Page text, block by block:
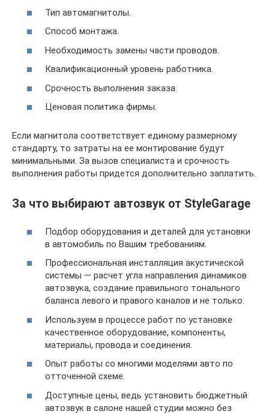
Тип автомагнитолы.
Способ монтажа.
Необходимость замены части проводов.
Квалификационный уровень работника.
Срочность выполнения заказа.
Ценовая политика фирмы.
Если магнитола соответствует единому размерному
стандарту, то затраты на ее монтирование будут
минимальными. За вызов специалиста и срочность
выполнения работы придется дополнительно заплатить.
За что выбирают автозвук от StyleGarage
Подбор оборудования и деталей для установки
в автомобиль по Вашим требованиям.
Профессиональная инсталляция акустической
системы — расчет угла направления динамиков
автозвука, создание правильного тонального
баланса левого и правого каналов и не только.
Используем в процессе работ по установке
качественное оборудование, компоненты,
материалы, провода и соединения.
Опыт работы со многими моделями авто по
отточенной схеме.
Доступные цены, ведь установить бюджетный
автозвук в салоне нашей студии можно без